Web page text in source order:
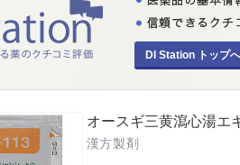
DI Station トップへ
オースギ三黄瀉心湯エ
漢方製剤